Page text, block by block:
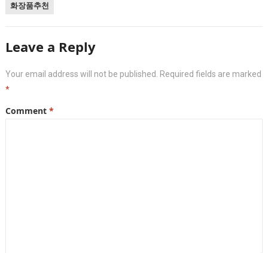
화장품추천
Leave a Reply
Your email address will not be published.
Required fields are marked
*
Comment *